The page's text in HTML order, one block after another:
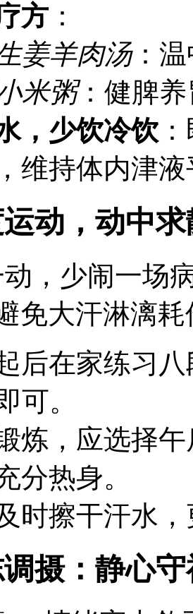
方 ：
姜羊肉汤：
米粥：健脾
，少饮冷饮
维持体内津
动，动中求
，少闹一场
免大汗淋漓
后在家练习
可。
炼，应选择
分热身。
时擦干汗水
调摄：静心